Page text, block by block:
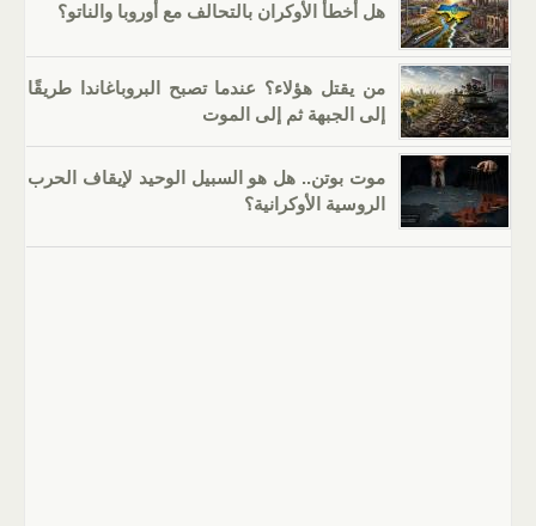
هل أخطأ الأوكران بالتحالف مع أوروبا والناتو؟
من يقتل هؤلاء؟ عندما تصبح البروباغاندا طريقًا
إلى الجبهة ثم إلى الموت
موت بوتن.. هل هو السبيل الوحيد لإيقاف الحرب
الروسية الأوكرانية؟